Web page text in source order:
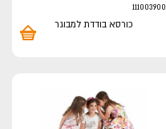
111003900
כורסא בודדת למבוגר